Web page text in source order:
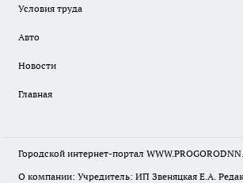
Условия труда
Авто
Новости
Главная
Городской интернет-портал
О компании: Учредитель: ИП Звеняцкая Е.А.